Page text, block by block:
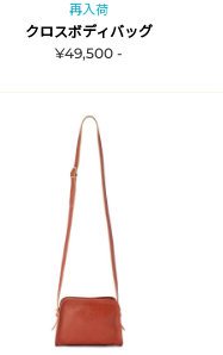
再入荷
クロスボディバッグ
¥49,500 -